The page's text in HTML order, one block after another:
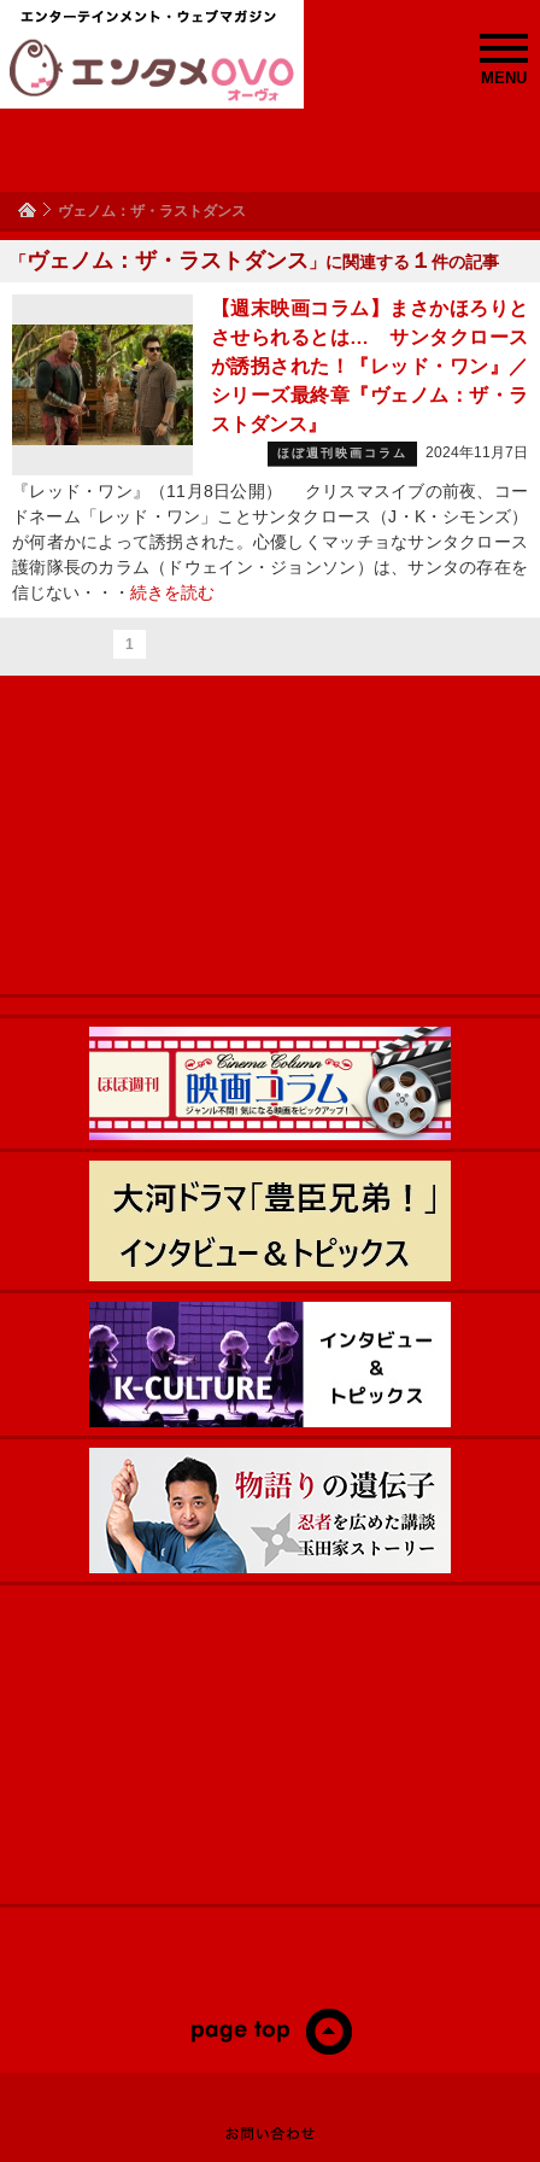
MENU
ヴェノム：ザ・ラストダンス
「ヴェノム：ザ・ラストダンス 」に関連する １ 件の記事
【週末映画コラム】まさかほろりと
させられるとは… サンタクロース
が誘拐された！『レッド・ワン』／
シリーズ最終章『ヴェノム：ザ・ラ
ストダンス』
ほぼ週刊映画コラム 2024年11月7日
『レッド・ワン』（11月8日公開） クリスマスイブの前夜、コー
ドネーム「レッド・ワン」ことサンタクロース（J・K・シモンズ）
が何者かによって誘拐された。心優しくマッチョなサンタクロース
護衛隊長のカラム（ドウェイン・ジョンソン）は、サンタの存在を
信じない・・・ 続きを読む
1